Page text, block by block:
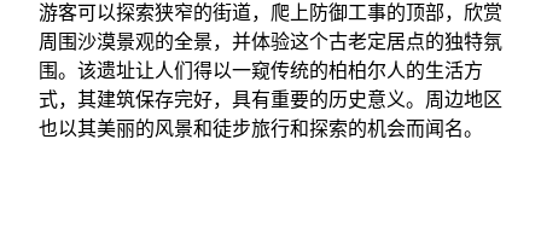
游客可以探索狭窄的街道，爬上防御工事的顶部，欣赏
周围沙漠景观的全景，并体验这个古老定居点的独特氛
围。该遗址让人们得以一窥传统的柏柏尔人的生活方
式，其建筑保存完好，具有重要的历史意义。周边地区
也以其美丽的风景和徒步旅行和探索的机会而闻名。